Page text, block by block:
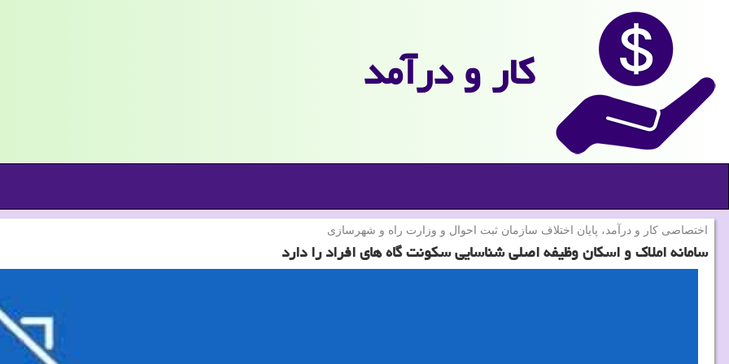
كار و درآمد
اختصاصی كار و درآمد، پایان اختلاف سازمان ثبت احوال و وزارت راه و شهرسازی
سامانه املاک و اسکان وظیفه اصلی شناسایی سکونت گاه های افراد را دارد